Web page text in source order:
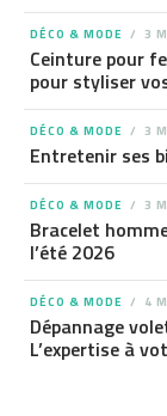
DÉCO & MODE 3
Ceinture pour
pour styliser
DÉCO & MODE 3
Entretenir ses
DÉCO & MODE 3
Bracelet
l’été 2026
DÉCO & MODE 4
Dépannage
L’expertise à